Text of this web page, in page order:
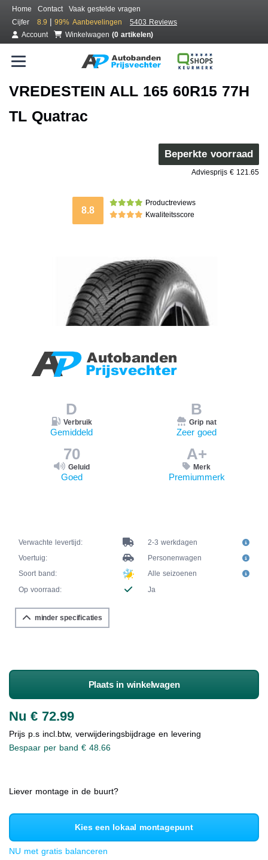
Home Contact
Vaak gestelde vragen
Cijfer
8.9 | 99% Aanbevelingen
5403 Reviews
Account
Winkelwagen (0 artikelen)
VREDESTEIN ALL 165 60R15 77H
TL Quatrac
Beperkte voorraad
Adviesprijs € 121.65
8.8
Productreviews
Kwaliteitsscore
D
Verbruik
Gemiddeld
B
Grip nat
Zeer goed
70
Geluid
Goed
A+
Merk
Premiummerk
Verwachte levertijd:
2-3 werkdagen
Voertuig:
Personenwagen
Soort band:
Alle seizoenen
Op voorraad:
Ja
minder specificaties
Plaats in winkelwagen
Nu € 72.99
Prijs p.s incl.btw, verwijderingsbijdrage en levering
Bespaar per band € 48.66
Liever montage in de buurt?
Kies een lokaal montagepunt
NU met gratis balanceren